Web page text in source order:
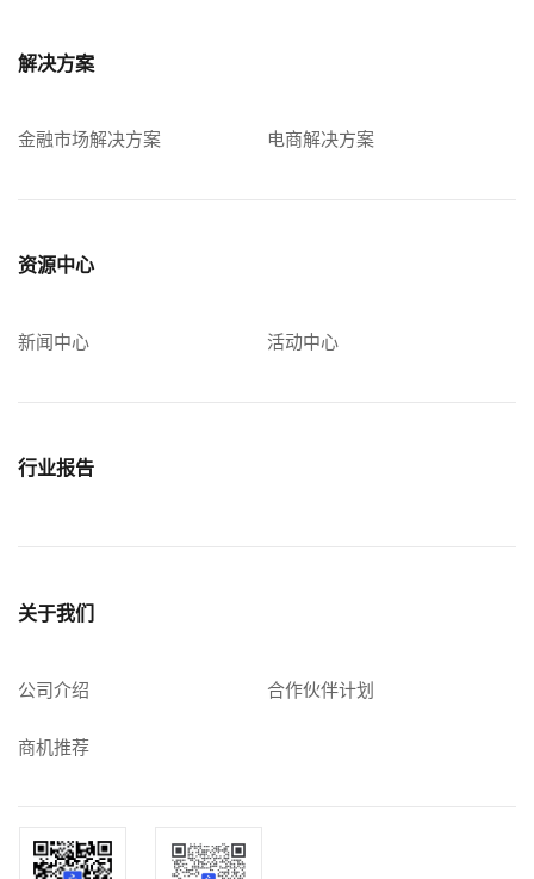
解决方案
金融市场解决方案 电商解决方案
资源中心
新闻中心 活动中心
行业报告
关于我们
公司介绍 合作伙伴计划
商机推荐